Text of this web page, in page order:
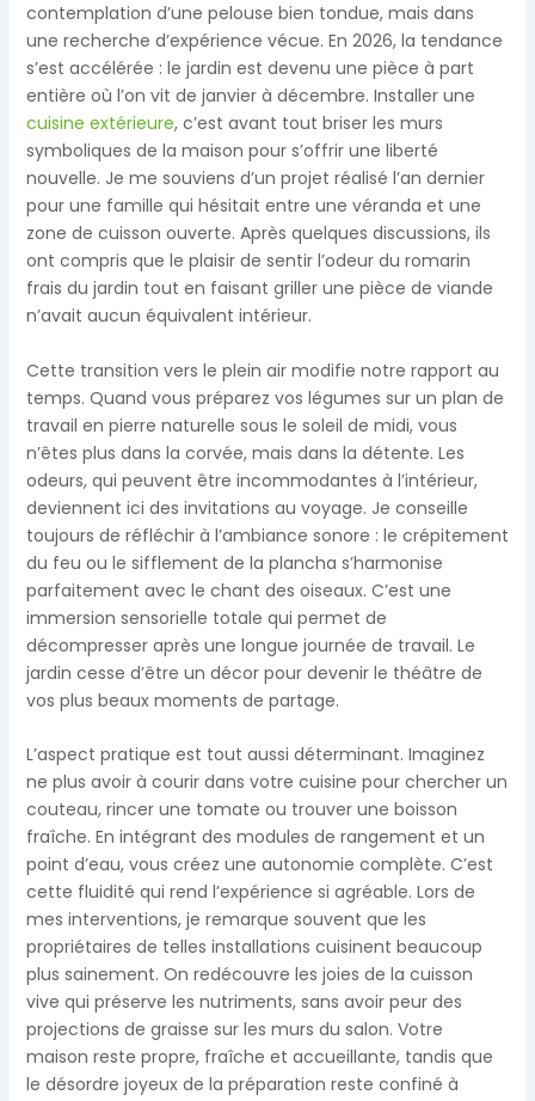
contemplation d’une pelouse bien tondue, mais dans
une recherche d’expérience vécue. En 2026, la tendance
s’est accélérée : le jardin est devenu une pièce à part
entière où l’on vit de janvier à décembre. Installer une
cuisine extérieure, c’est avant tout briser les murs
symboliques de la maison pour s’offrir une liberté
nouvelle. Je me souviens d’un projet réalisé l’an dernier
pour une famille qui hésitait entre une véranda et une
zone de cuisson ouverte. Après quelques discussions, ils
ont compris que le plaisir de sentir l’odeur du romarin
frais du jardin tout en faisant griller une pièce de viande
n’avait aucun équivalent intérieur.
Cette transition vers le plein air modifie notre rapport au
temps. Quand vous préparez vos légumes sur un plan de
travail en pierre naturelle sous le soleil de midi, vous
n’êtes plus dans la corvée, mais dans la détente. Les
odeurs, qui peuvent être incommodantes à l’intérieur,
deviennent ici des invitations au voyage. Je conseille
toujours de réfléchir à l’ambiance sonore : le crépitement
du feu ou le sifflement de la plancha s’harmonise
parfaitement avec le chant des oiseaux. C’est une
immersion sensorielle totale qui permet de
décompresser après une longue journée de travail. Le
jardin cesse d’être un décor pour devenir le théâtre de
vos plus beaux moments de partage.
L’aspect pratique est tout aussi déterminant. Imaginez
ne plus avoir à courir dans votre cuisine pour chercher un
couteau, rincer une tomate ou trouver une boisson
fraîche. En intégrant des modules de rangement et un
point d’eau, vous créez une autonomie complète. C’est
cette fluidité qui rend l’expérience si agréable. Lors de
mes interventions, je remarque souvent que les
propriétaires de telles installations cuisinent beaucoup
plus sainement. On redécouvre les joies de la cuisson
vive qui préserve les nutriments, sans avoir peur des
projections de graisse sur les murs du salon. Votre
maison reste propre, fraîche et accueillante, tandis que
le désordre joyeux de la préparation reste confiné à